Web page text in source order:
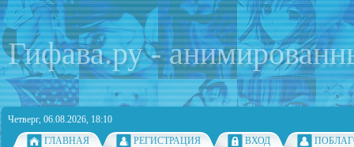
Гифава.ру -
Четверг, 06.08.2026, 18:10
ГЛАВНАЯ
РЕГИСТРАЦИЯ ВХОД